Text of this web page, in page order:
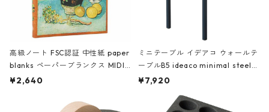
高級ノート FSC認証 中性紙 paper
blanks ペーパーブランクス MIDI
ハードカバー 罫線 ヴァン・ゴッホ
¥2,640
ミニテーブル イデアコ ウォールテ
ーブルB5 ideaco minimal steel f
urniture WALL Table B5 ネイビー
¥7,920